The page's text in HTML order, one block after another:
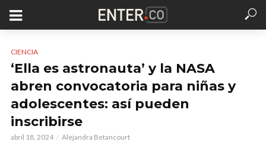
CIENCIA
‘Ella es astronauta’ y la NASA
abren convocatoria para niñas y
adolescentes: así pueden
inscribirse
abril 18, 2024 Alejandra Betancourt